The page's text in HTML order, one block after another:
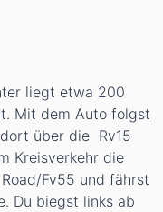
liegt etwa 200
Mit dem Auto folgst
über die Rv15
Kreisverkehr die
Fv55 und fährst
Du biegst links ab